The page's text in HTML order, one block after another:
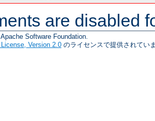
are disabled
Software Foundation.
Version 2.0 のライセンスで提供されてい